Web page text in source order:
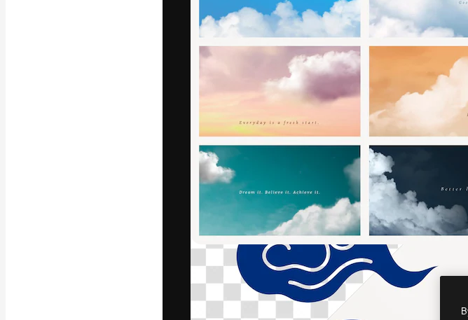
フォント
最高のクリエイティブ制作を導くためのプラ
ットフォーム。クリエイター、企業、代理
店、スタジオを含む100万人以上が利用して
います。
製品
AI ア
AI 画
AI 動
AI
スト
ツ
モバ
すべ
Copyright © 2010-2026Freepik Company S.L.U.